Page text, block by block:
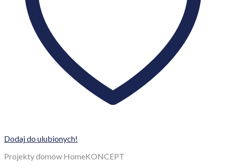
Dodaj do ulubionych!
Projekty domów HomeKONCEPT